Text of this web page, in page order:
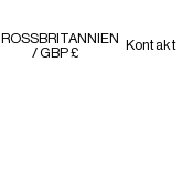
/ GBP £
Kontakt